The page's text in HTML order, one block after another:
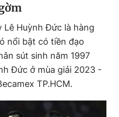
Huỳnh Đức là hàng
nổi bật có tiền đạo
sút sinh năm 1997
Đức ở mùa giải 2023 -
TP.HCM.